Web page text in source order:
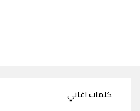
كلمات اغاني